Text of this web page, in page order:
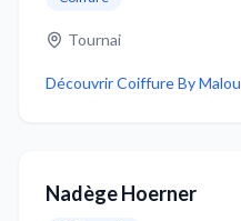
Tournai
DécouvrirCoiffure By Malou
Nadège Hoerner